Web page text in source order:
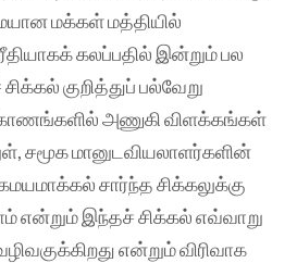
மக்கள் மத்தியில்
கலப்பதில் இன்றும் பல
குறித்துப் பல்வேறு
அணுகி விளக்கங்கள்
சமூக மானுடவியலாளர்களின்
சார்ந்த சிக்கலுக்கு
என்றும் இந்தச் சிக்கல் எவ்வாறு
என்றும் விரிவாக